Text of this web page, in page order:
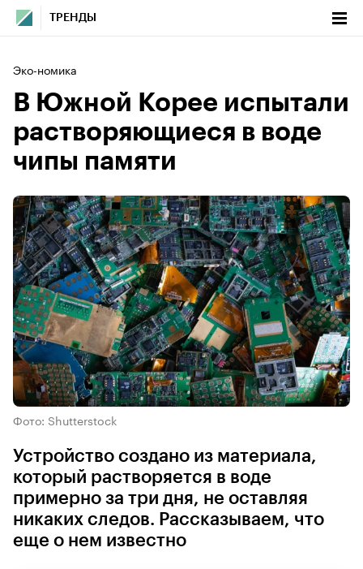
ТРЕНДЫ
Эко-номика
В Южной Корее испытали
растворяющиеся в воде
чипы памяти
Фото: Shutterstock
Устройство создано из материала,
который растворяется в воде
примерно за три дня, не оставляя
никаких следов. Рассказываем, что
еще о нем известно